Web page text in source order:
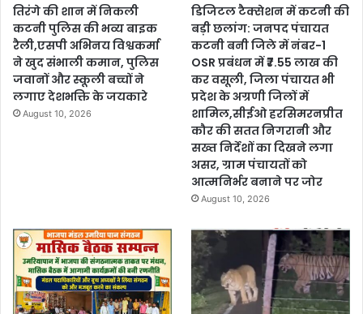
तिरंगे की शान में निकली
कटनी पुलिस की भव्य बाइक
रैली,एसपी अभिनय विश्वकर्मा
ने खुद संभाली कमान, पुलिस
जवानों और स्कूली बच्चों ने
लगाए देशभक्ति के जयकारे
August 10, 2026
डिजिटल टैक्सेशन में कटनी की
बड़ी छलांग: जनपद पंचायत
कटनी बनी जिले में नंबर-1
OSR प्रबंधन में ₹7.55 लाख की
कर वसूली, जिला पंचायत भी
प्रदेश के अग्रणी जिलों में
शामिल,सीईओ हरसिमरनप्रीत
कौर की सतत निगरानी और
सख्त निर्देशों का दिखने लगा
असर, ग्राम पंचायतों को
आत्मनिर्भर बनाने पर जोर
August 10, 2026